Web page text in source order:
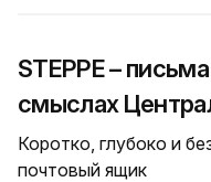
STEPPE –
смыслах
Коротко, глубоко и
почтовый ящик